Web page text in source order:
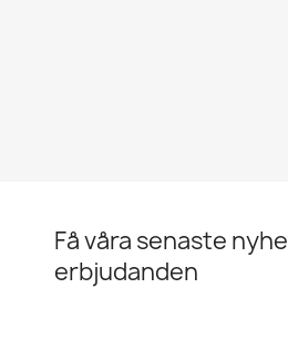
Få våra senaste
erbjudanden